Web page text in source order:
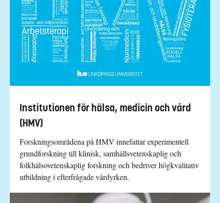
Institutionen för hälsa, medicin och vård
(HMV)
Forskningsområdena på HMV innefattar experimentell
grundforskning till klinisk, samhällsvetenskaplig och
folkhälsovetenskaplig forskning och bedriver högkvalitativ
utbildning i efterfrågade vårdyrken.